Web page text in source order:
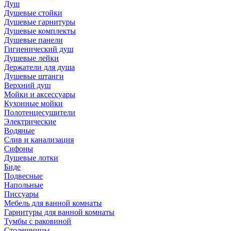
Душ
Душевые стойки
Душевые гарнитуры
Душевые комплекты
Душевые панели
Гигиенический душ
Душевые лейки
Держатели для душа
Душевые штанги
Верхний душ
Мойки и аксессуары
Кухонные мойки
Полотенцесушители
Электрические
Водяные
Слив и канализация
Сифоны
Душевые лотки
Биде
Подвесные
Напольные
Писсуары
Мебель для ванной комнаты
Гарнитуры для ванной комнаты
Тумбы с раковиной